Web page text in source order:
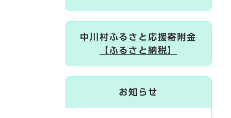
中川村ふるさと応援寄附金
【ふるさと納税】
お知らせ